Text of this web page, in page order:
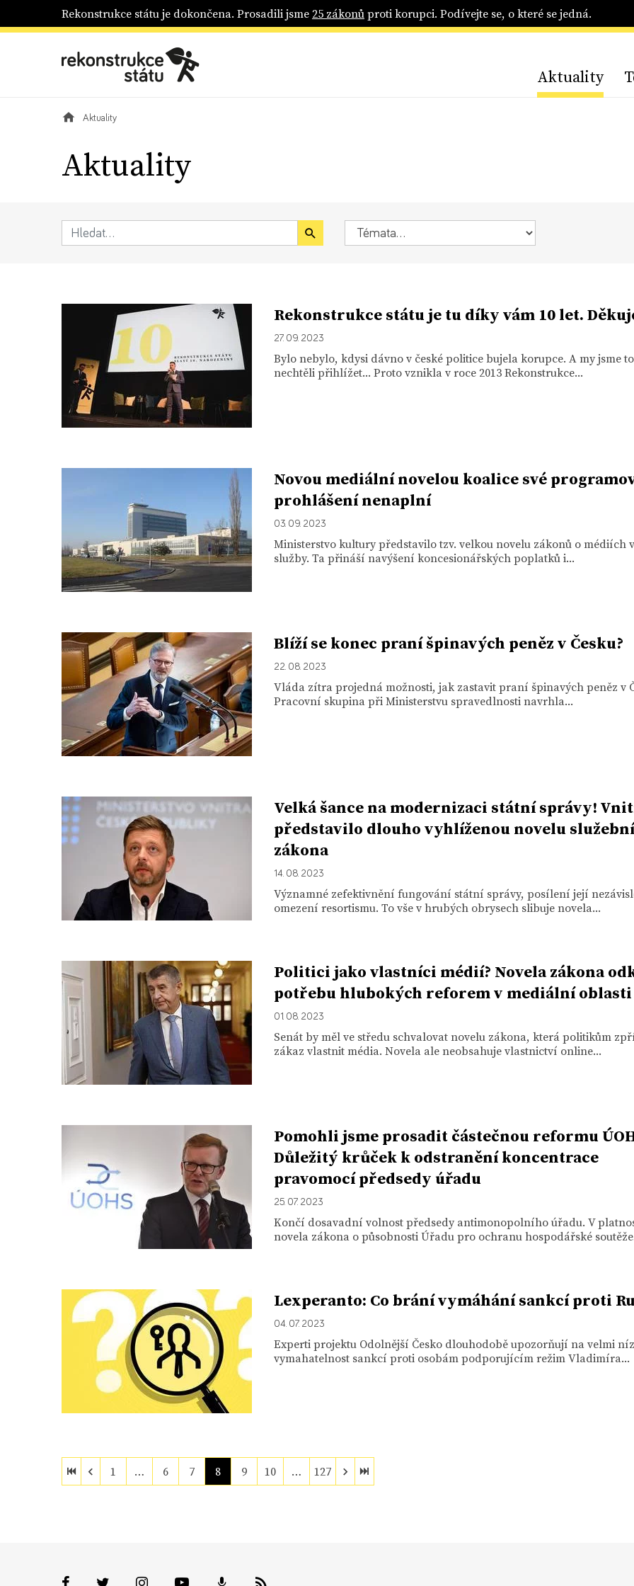
Rekonstrukce státu je dokončena. Prosadili jsme25 zákonůproti korupci. Podívejte se, o které se jedná.
Aktuality
Aktuality
Aktuality
Rekonstrukce státu je tu díky vám 10 let.
27. 09. 2023
Bylo nebylo, kdysi dávno v české politice bujela korupce. A my jsme
nechtěli přihlížet... Proto vznikla v roce 2013 Rekonstrukce...
Novou mediální novelou koalice své
prohlášení nenaplní
03. 09. 2023
Ministerstvo kultury představilo tzv. velkou novelu zákonů o médiích
služby. Ta přináší navýšení koncesionářských poplatků i...
Blíží se konec praní špinavých peněz v Česku?
22. 08. 2023
Vláda zítra projedná možnosti, jak zastavit praní špinavých peněz v
Pracovní skupina při Ministerstvu spravedlnosti navrhla...
Velká šance na modernizaci státní správy!
představilo dlouho vyhlíženou novelu
zákona
14. 08. 2023
Významné zefektivnění fungování státní správy, posílení její
omezení resortismu. To vše v hrubých obrysech slibuje novela...
Politici jako vlastníci médií? Novela zákona
potřebu hlubokých reforem v mediální oblasti
01. 08. 2023
Senát by měl ve středu schvalovat novelu zákona, která politikům
zákaz vlastnit média. Novela ale neobsahuje vlastnictví online...
Pomohli jsme prosadit částečnou reformu
Důležitý krůček k odstranění koncentrace
pravomocí předsedy úřadu
25. 07. 2023
Končí dosavadní volnost předsedy antimonopolního úřadu. V
novela zákona o působnosti Úřadu pro ochranu hospodářské
Lexperanto: Co brání vymáhání sankcí proti
04. 07. 2023
Experti projektu Odolnější Česko dlouhodobě upozorňují na velmi
vymahatelnost sankcí proti osobám podporujícím režim Vladimíra...
1 … 6 7 8 9 10 … 127